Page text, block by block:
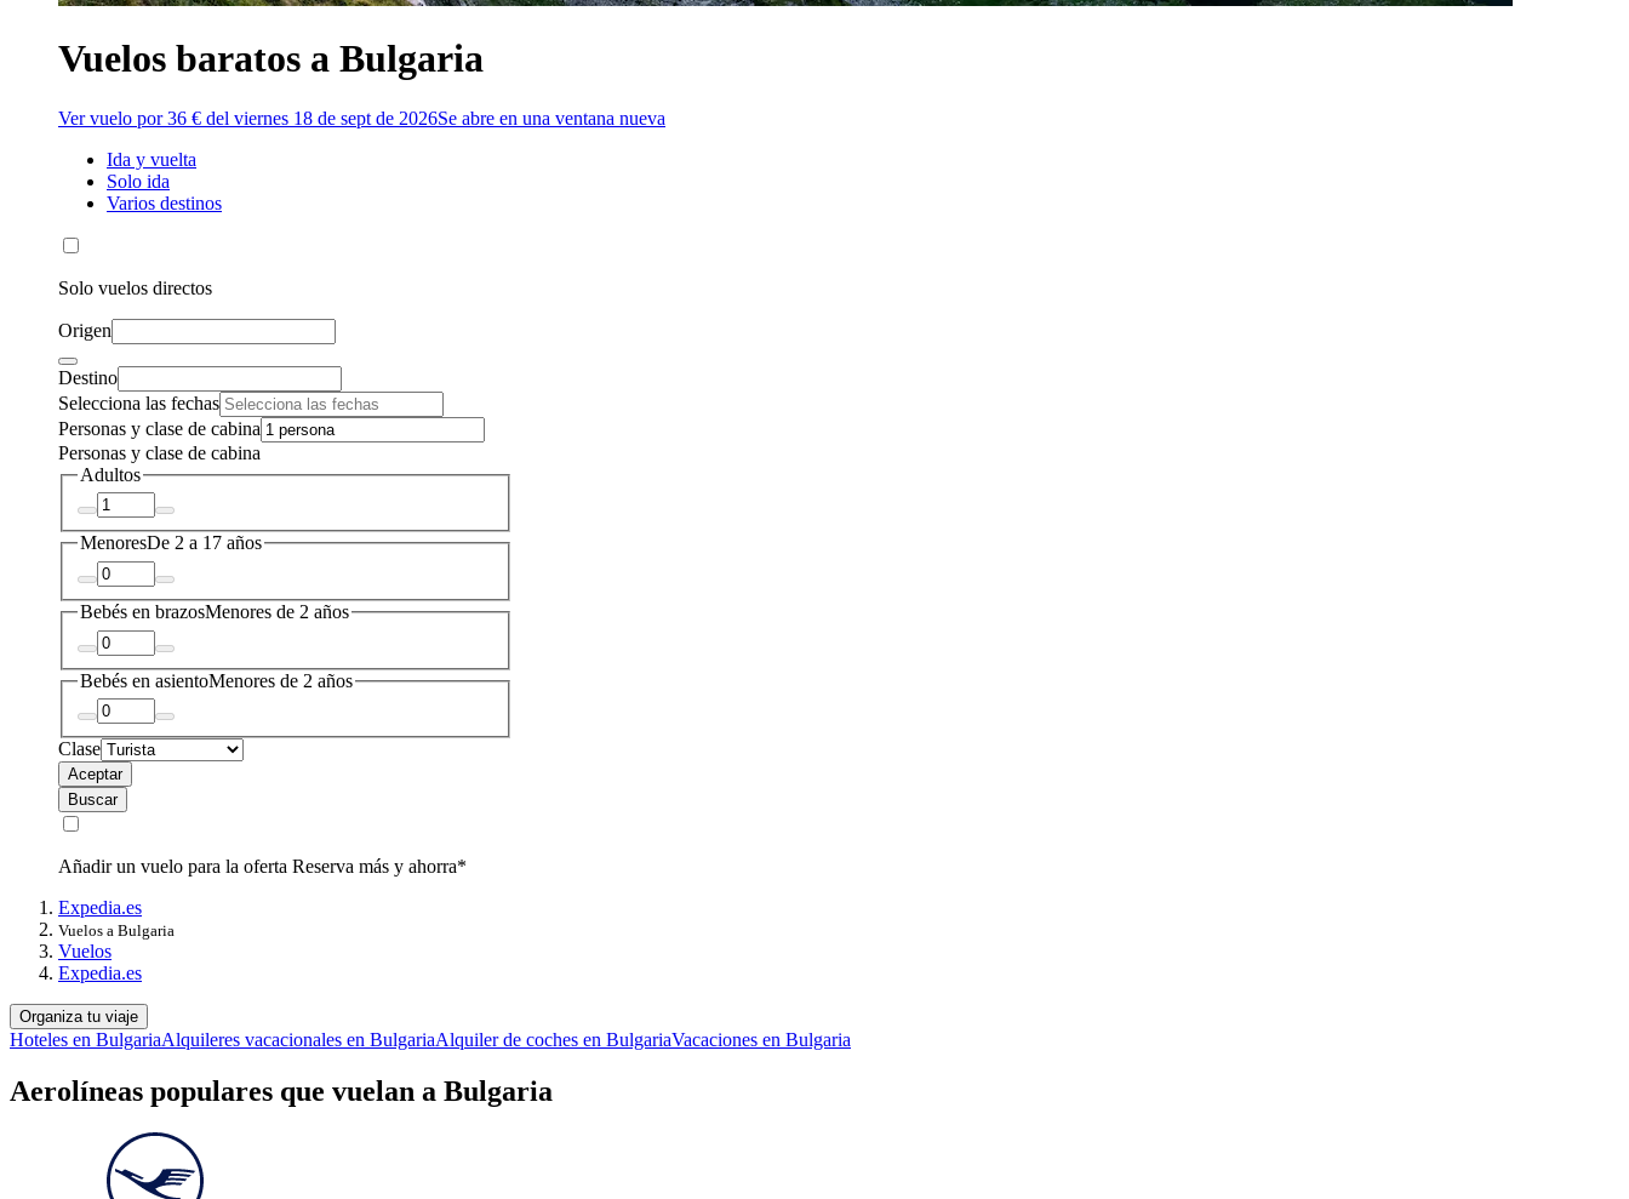
Vuelos baratos a Bulgaria
Ver vuelo por 36 € del viernes 18 de sept de 2026Se abre en una ventana nueva
Ida y vuelta
Solo ida
Varios destinos
Solo vuelos directos
Origen
Destino
Selecciona las fechas
Personas y clase de cabina
Personas y clase de cabina
Adultos
MenoresDe 2 a 17 años
Bebés en brazosMenores de 2 años
Bebés en asientoMenores de 2 años
Clase
Aceptar
Buscar
Añadir un vuelo para la oferta Reserva más y ahorra*
Expedia.es
Vuelos a Bulgaria
Vuelos
Expedia.es
Organiza tu viaje
Hoteles en BulgariaAlquileres vacacionales en BulgariaAlquiler de coches en BulgariaVacaciones en Bulgaria
Aerolíneas populares que vuelan a Bulgaria